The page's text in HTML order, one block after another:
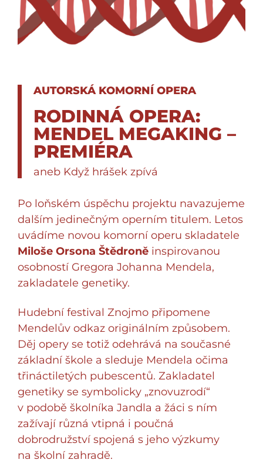
AUTORSKÁ KOMORNÍ OPERA
RODINNÁ OPERA:
MENDEL MEGAKING –
PREMIÉRA
aneb Když hrášek zpívá
Po loňském úspěchu projektu navazujeme
dalším jedinečným operním titulem. Letos
uvádíme novou komorní operu skladatele
Miloše Orsona Štědroně inspirovanou
osobností Gregora Johanna Mendela,
zakladatele genetiky.
Hudební festival Znojmo připomene
Mendelův odkaz originálním způsobem.
Děj opery se totiž odehrává na současné
základní škole a sleduje Mendela očima
třináctiletých pubescentů. Zakladatel
genetiky se symbolicky „znovuzrodí“
v podobě školníka Jandla a žáci s ním
zažívají různá vtipná i poučná
dobrodružství spojená s jeho výzkumy
na školní zahradě.